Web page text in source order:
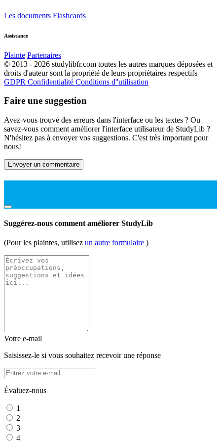
Les documents Flashcards
Assistance
Plainte Partenaires
© 2013 - 2026 studylibfr.com toutes les autres marques déposées et
droits d'auteur sont la propriété de leurs propriétaires respectifs
GDPR Confidentialité Conditions d''utilisation
Faire une suggestion
Avez-vous trouvé des erreurs dans l'interface ou les textes ? Ou
savez-vous comment améliorer l'interface utilisateur de StudyLib ?
N'hésitez pas à envoyer vos suggestions. C'est très important pour
nous!
Envoyer un commentaire
Suggérez-nous comment améliorer StudyLib
(Pour les plaintes, utilisez un autre formulaire )
Votre e-mail
Saisissez-le si vous souhaitez recevoir une réponse
Évaluez-nous
1
2
3
4